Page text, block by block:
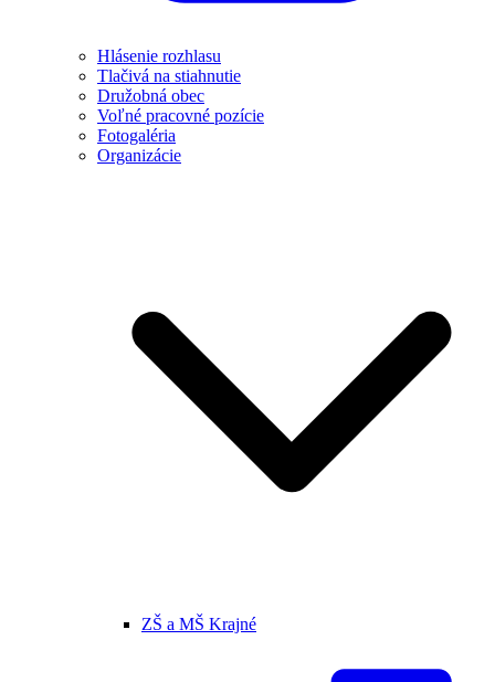
Hlásenie rozhlasu
Tlačivá na stiahnutie
Družobná obec
Voľné pracovné pozície
Fotogaléria
Organizácie
ZŠ a MŠ Krajné